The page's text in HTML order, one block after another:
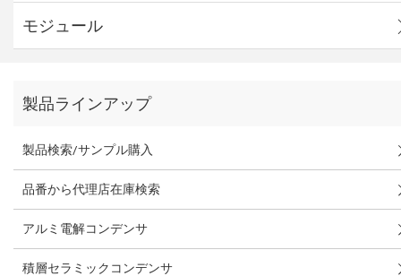
モジュール
製品ラインアップ
製品検索/サンプル購入
品番から代理店在庫検索
アルミ電解コンデンサ
積層セラミックコンデンサ